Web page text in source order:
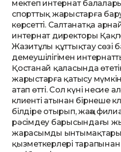
мектеп интернат
спорттық жарыстарға
көрсетті. Салтанатқа
интернат директоры
Жазитұлы құттықтау сөзі
демеушілігімен
Қостанай қаласында
жарыстарға қатысу
атап өтті. Сол күні несие
клиенті атынан бірнеше
білдіре отырып, жаңа
рәсімдеу барысындағы
жарасымды ынтымақтары
қызметкерлері тарапынан